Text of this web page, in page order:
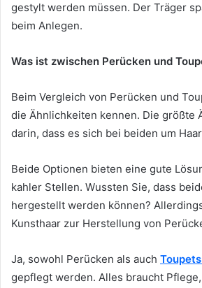
gestylt werden müssen. Der Träger
beim Anlegen.
Was ist zwischen Perücken und
Beim Vergleich von Perücken und
die Ähnlichkeiten kennen. Die größte
darin, dass es sich bei beiden um
Beide Optionen bieten eine gute
kahler Stellen. Wussten Sie, dass
hergestellt werden können?
Kunsthaar zur Herstellung von
Ja, sowohl Perücken als auch
gepflegt werden. Alles braucht